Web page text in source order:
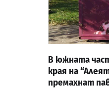
В южната
края на
премахнат